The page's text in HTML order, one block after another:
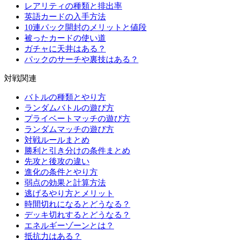
レアリティの種類と排出率
英語カードの入手方法
10連パック開封のメリットと値段
被ったカードの使い道
ガチャに天井はある？
パックのサーチや裏技はある？
対戦関連
バトルの種類とやり方
ランダムバトルの遊び方
プライベートマッチの遊び方
ランダムマッチの遊び方
対戦ルールまとめ
勝利と引き分けの条件まとめ
先攻と後攻の違い
進化の条件とやり方
弱点の効果と計算方法
逃げるやり方とメリット
時間切れになるとどうなる？
デッキ切れするとどうなる？
エネルギーゾーンとは？
抵抗力はある？